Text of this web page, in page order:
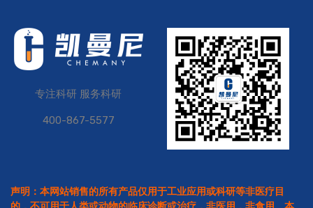
专注科研 服务科研
400-867-5577
声明：本网站销售的所有产品仅用于工业应用或科研等非医疗目